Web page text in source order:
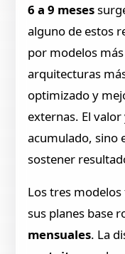
6 a 9 meses
alguno de estos
por modelos
arquitecturas
optimizado y
externas. El
acumulado, sino
sostener
Los tres
sus planes base
mensuales. La